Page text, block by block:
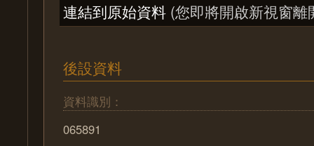
連結到原始資料 (您即將開啟新視窗離
後設資料
資料識別：
065891